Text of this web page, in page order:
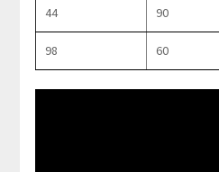
44 90
98 60